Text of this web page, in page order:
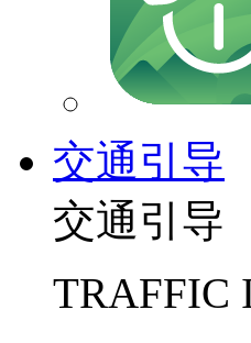
交通引导
交通引导
TRAFFIC